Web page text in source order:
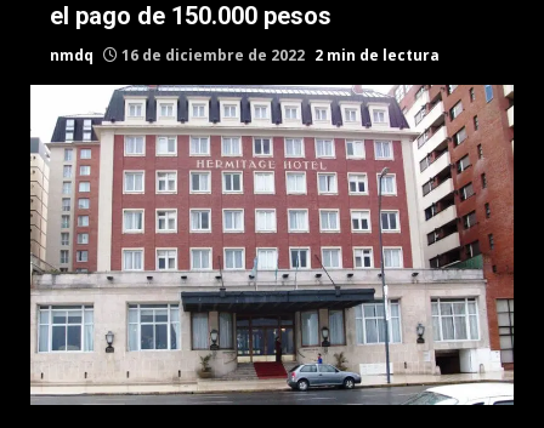
el pago de 150.000 pesos
nmdq 16 de diciembre de 2022 2 min de lectura